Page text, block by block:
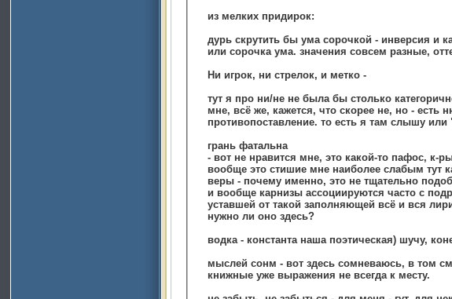
из мелких придирок:
дурь скрутить бы ума сорочкой - инверсия и
или сорочка ума. значения совсем разные,
Ни игрок, ни стрелок, и метко -
тут я про ни/не не была бы столько
мне, всё же, кажется, что скорее не, но - есть
противопоставление. то есть я там слышу
грань фатальна
- вот не нравится мне, это какой-то пафос, к-
вообще это стишие мне наиболее слабым тут
веры - почему именно, это не тщательно
и вообще карнизы ассоциируются часто с
уставшей от такой заполняющей всё и вся
нужно ли оно здесь?
водка - константа наша поэтическая) шучу,
мыслей сонм - вот здесь сомневаюсь, в том
книжные уже выражения не всегда к месту.